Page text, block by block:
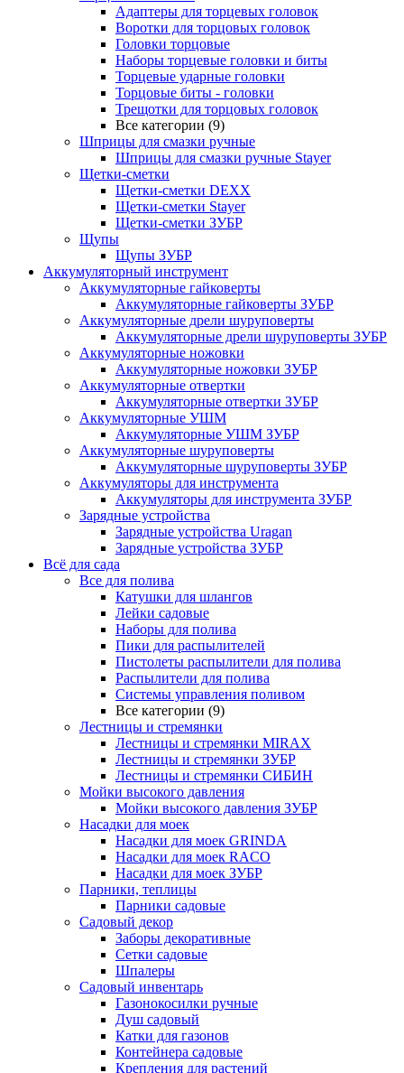
Адаптеры для торцевых головок
Воротки для торцовых головок
Головки торцовые
Наборы торцевые головки и биты
Торцевые ударные головки
Торцовые биты - головки
Трещотки для торцовых головок
Все категории (9)
Шприцы для смазки ручные
Шприцы для смазки ручные Stayer
Щетки-сметки
Щетки-сметки DEXX
Щетки-сметки Stayer
Щетки-сметки ЗУБР
Щупы
Щупы ЗУБР
Аккумуляторный инструмент
Аккумуляторные гайковерты
Аккумуляторные гайковерты ЗУБР
Аккумуляторные дрели шуруповерты
Аккумуляторные дрели шуруповерты ЗУБР
Аккумуляторные ножовки
Аккумуляторные ножовки ЗУБР
Аккумуляторные отвертки
Аккумуляторные отвертки ЗУБР
Аккумуляторные УШМ
Аккумуляторные УШМ ЗУБР
Аккумуляторные шуруповерты
Аккумуляторные шуруповерты ЗУБР
Аккумуляторы для инструмента
Аккумуляторы для инструмента ЗУБР
Зарядные устройства
Зарядные устройства Uragan
Зарядные устройства ЗУБР
Всё для сада
Все для полива
Катушки для шлангов
Лейки садовые
Наборы для полива
Пики для распылителей
Пистолеты распылители для полива
Распылители для полива
Системы управления поливом
Все категории (9)
Лестницы и стремянки
Лестницы и стремянки MIRAX
Лестницы и стремянки ЗУБР
Лестницы и стремянки СИБИН
Мойки высокого давления
Мойки высокого давления ЗУБР
Насадки для моек
Насадки для моек GRINDA
Насадки для моек RACO
Насадки для моек ЗУБР
Парники, теплицы
Парники садовые
Садовый декор
Заборы декоративные
Сетки садовые
Шпалеры
Садовый инвентарь
Газонокосилки ручные
Душ садовый
Катки для газонов
Контейнера садовые
Крепления для растений